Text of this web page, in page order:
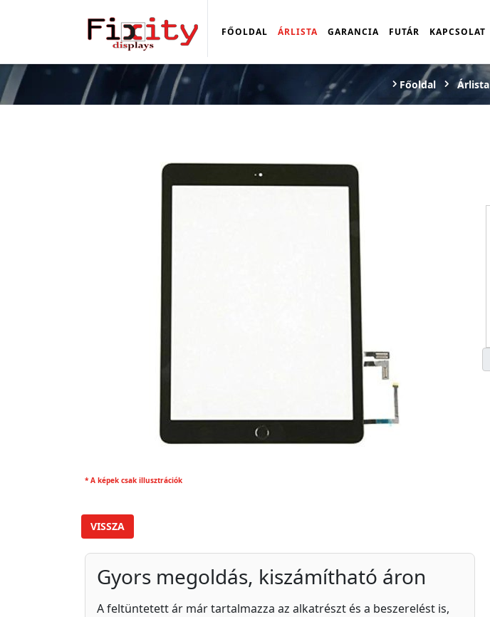
FŐOLDAL ÁRLISTA GARANCIA FUTÁR KAPCSOLAT
Főoldal Árlista
* A képek csak illusztrációk
VISSZA
Gyors megoldás, kiszámítható áron
A feltüntetett ár már tartalmazza az alkatrészt és a beszerelést is,